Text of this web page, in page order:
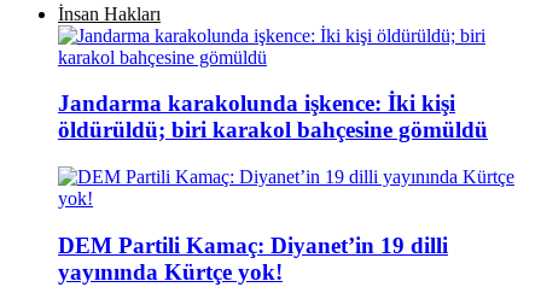
İnsan Hakları
Jandarma karakolunda işkence: İki kişi
öldürüldü; biri karakol bahçesine gömüldü
DEM Partili Kamaç: Diyanet’in 19 dilli
yayınında Kürtçe yok!